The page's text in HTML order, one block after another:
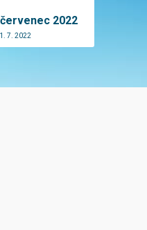
2022
1. 7. 2022